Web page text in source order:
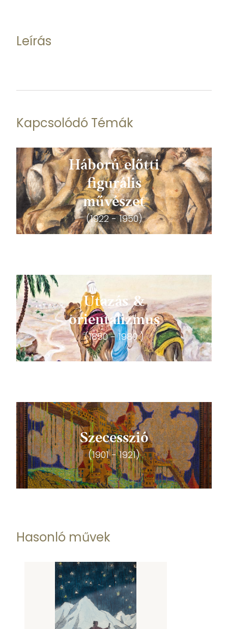
Leírás
Kapcsolódó Témák
Háború előtti
figurális
művészet
(1922 - 1950)
Utazás &
orientalizmus
(1850 - 1980 )
Szecesszió
(1901 - 1921)
Hasonló művek